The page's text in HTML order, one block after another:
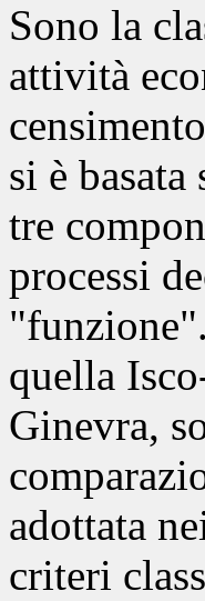
Sono la
attività
si è
tre
processi
quella
Ginevra,
adottata
criteri